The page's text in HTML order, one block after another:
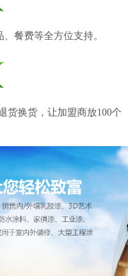
餐费等全方位支持。
货换货，让加盟商放100个